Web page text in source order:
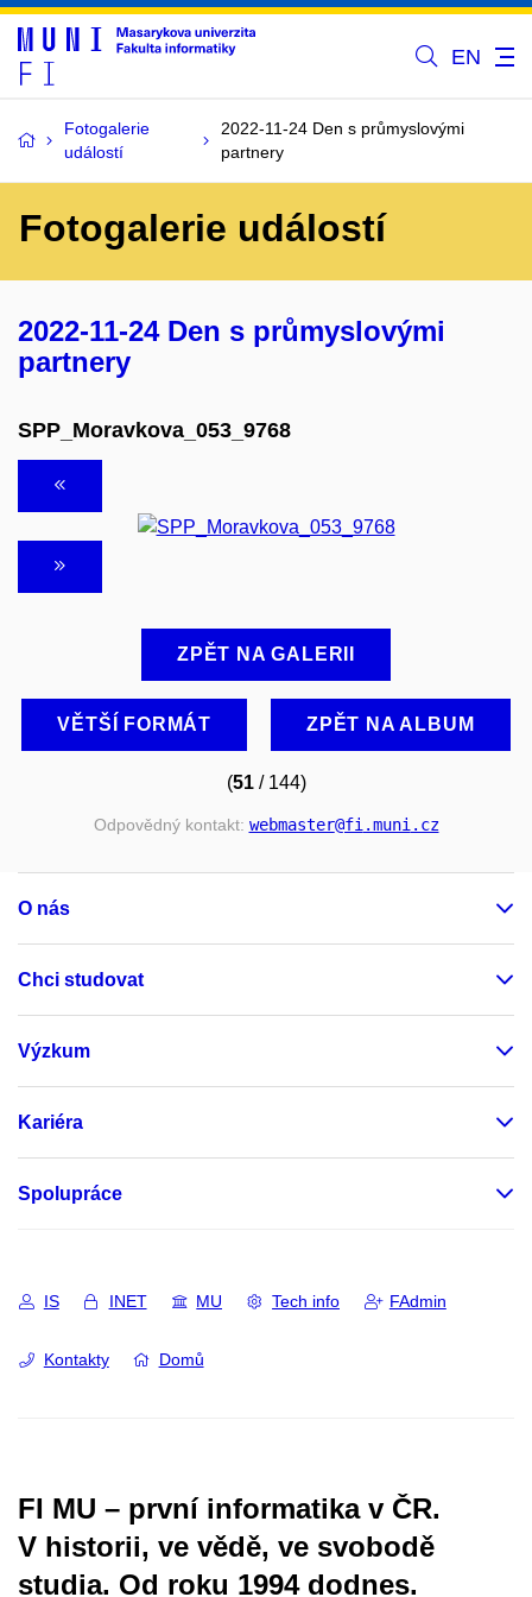
EN
Fotogalerie
událostí
2022-11-24 Den s průmyslovými
partnery
Fotogalerie událostí
2022-11-24 Den s průmyslovými
partnery
SPP_Moravkova_053_9768
ZPĚT NA GALERII
VĚTŠÍ FORMÁT ZPĚT NA ALBUM
(51/ 144)
Odpovědný kontakt: webmaster@fi.muni.cz
O nás
Chci studovat
Výzkum
Kariéra
Spolupráce
IS INET MU Tech info FAdmin
Kontakty Domů
FI MU – první informatika v ČR.
V historii, ve vědě, ve svobodě
studia. Od roku 1994 dodnes.